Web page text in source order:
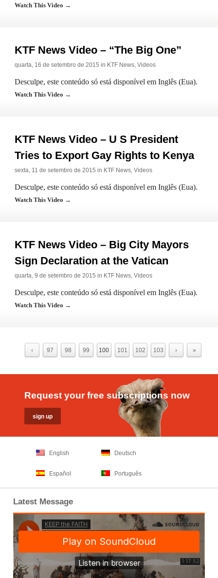
Watch This Video →
KTF News Video – “The Big One”
quarta, 16 de setembro de 2015 in KTF News, Videos
Desculpe, este conteúdo só está disponível em Inglês (Eua).
Watch This Video →
KTF News Video – U S President
Tries to Export Gay Rights to Kenya
sexta, 11 de setembro de 2015 in KTF News, Videos
Desculpe, este conteúdo só está disponível em Inglês (Eua).
Watch This Video →
KTF News Video – Big City Mayors
Sign Declaration at the Vatican
quarta, 9 de setembro de 2015 in KTF News, Videos
Desculpe, este conteúdo só está disponível em Inglês (Eua).
Watch This Video →
‹ 97 98 99 100 101 102 103 › »
Request your free subscriptions now
English Deutsch
Español Português
Latest Message